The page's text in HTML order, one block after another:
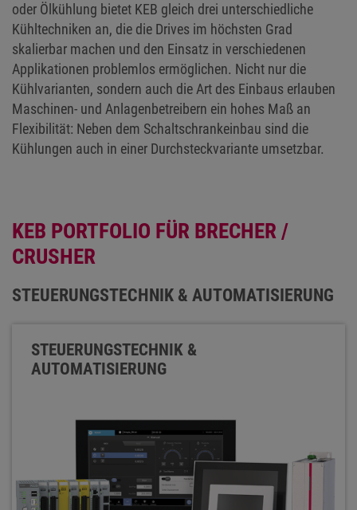
oder Ölkühlung bietet KEB gleich drei unterschiedliche
Kühltechniken an, die die Drives im höchsten Grad
skalierbar machen und den Einsatz in verschiedenen
Applikationen problemlos ermöglichen. Nicht nur die
Kühlvarianten, sondern auch die Art des Einbaus erlauben
Maschinen- und Anlagenbetreibern ein hohes Maß an
Flexibilität: Neben dem Schaltschrankeinbau sind die
Kühlungen auch in einer Durchsteckvariante umsetzbar.
KEB PORTFOLIO FÜR BRECHER /
CRUSHER
STEUERUNGSTECHNIK & AUTOMATISIERUNG
STEUERUNGSTECHNIK &
AUTOMATISIERUNG